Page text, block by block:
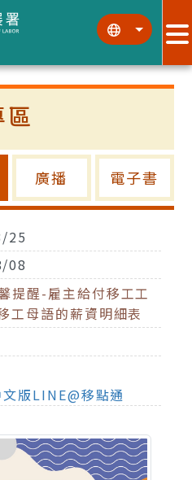
::: :::
廣播 電子書
25
08
提醒-雇主給付移工工
工母語的薪資明細表
版LINE@移點通